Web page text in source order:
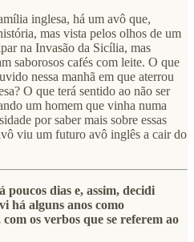
inglesa, há um avô que,
mas vista pelos olhos de um
na Invasão da Sicília, mas
saborosos cafés com leite. O que
nessa manhã em que aterrou
O que terá sentido ao não ser
um homem que vinha numa
por saber mais sobre essas
viu um futuro avô inglês a cair do
dias e, assim, decidi
há alguns anos como
os verbos que se referem ao